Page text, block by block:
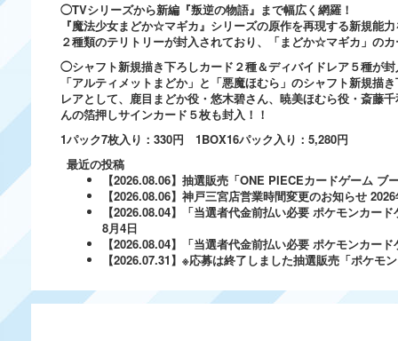
◯TVシリーズから新編『叛逆の物語』まで幅広く網羅！
『魔法少女まどか☆マギカ』シリーズの原作を再現する新規能
２種類のテリトリーが封入されており、「まどか☆マギカ」の
◯シャフト新規描き下ろしカード２種＆ディバイドレア５種が
「アルティメットまどか」と「悪魔ほむら」のシャフト新規
レアとして、鹿目まどか役・悠木碧さん、暁美ほむら役・斎藤
んの箔押しサインカード５枚も封入！！
1パック7枚入り：330円 1BOX16パック入り：5,280円
最近の投稿
【2026.08.06】抽選販売「ONE PIECEカードゲーム ブ
【2026.08.06】神戸三宮店営業時間変更のお知らせ
【2026.08.04】「当選者代金前払い必要 ポケモンカー
8月4日
【2026.08.04】「当選者代金前払い必要 ポケモンカー
【2026.07.31】※応募は終了しました抽選販売「ポケ